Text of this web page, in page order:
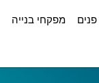
מפקחי בנייה